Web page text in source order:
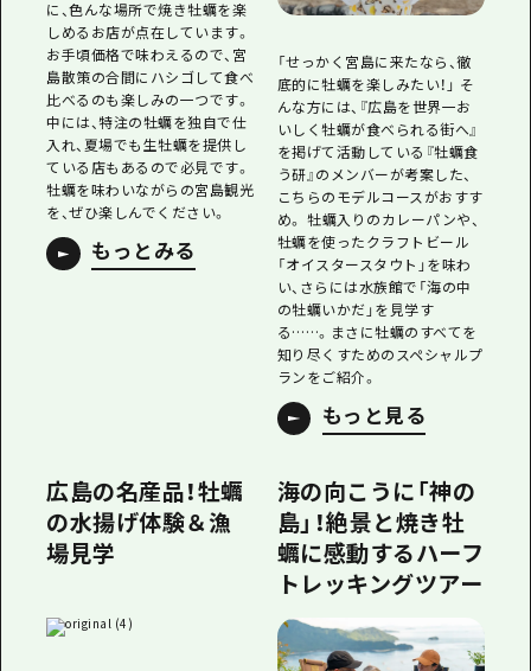
に、色んな場所で焼き牡蠣を楽
しめるお店が点在しています。
お手頃価格で味わえるので、宮
島散策の合間にハシゴして食べ
比べるのも楽しみの一つです。
中には、特注の牡蠣を独自で仕
入れ、夏場でも生牡蠣を提供し
ている店もあるので必見です。
牡蠣を味わいながらの宮島観光
を、ぜひ楽しんでください。
もっとみる
「せっかく宮島に来たなら、徹
底的に牡蠣を楽しみたい！」 そ
んな方には、『広島を世界一お
いしく牡蠣が食べられる街へ』
を掲げて活動している『牡蠣食
う研』のメンバーが考案した、
こちらのモデルコースがおすす
め。 牡蠣入りのカレーパンや、
牡蠣を使ったクラフトビール
「オイスタースタウト」を味わ
い、さらには水族館で「海の中
の牡蠣いかだ」を見学す
る……。まさに牡蠣のすべてを
知り尽くすためのスペシャルプ
ランをご紹介。
もっと見る
広島の名産品！牡蠣
の水揚げ体験＆漁
場見学
海の向こうに「神の
島」！絶景と焼き牡
蠣に感動するハーフ
トレッキングツアー